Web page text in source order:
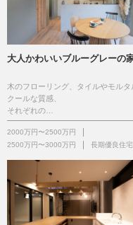
大人かわいいブルーグレーの
木のフローリング、タイルやモルタ
クールな質感、
それぞれの…
2000万円〜2500万円
2500万円〜3000万円
長期優良住宅